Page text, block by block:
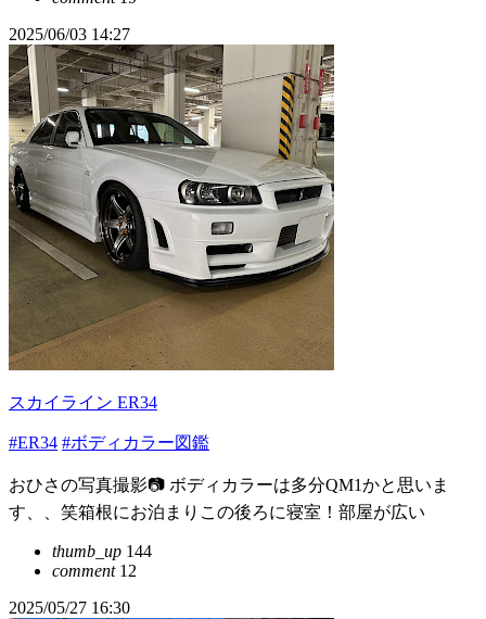
2025/06/03 14:27
スカイライン ER34
#ER34 #ボディカラー図鑑
おひさの写真撮影📷 ボディカラーは多分QM1かと思いま
す、、笑箱根にお泊まりこの後ろに寝室！部屋が広い
thumb_up 144
comment12
2025/05/27 16:30